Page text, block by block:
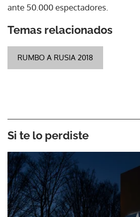
ante 50.000 espectadores.
Temas relacionados
RUMBO A RUSIA 2018
Si te lo perdiste